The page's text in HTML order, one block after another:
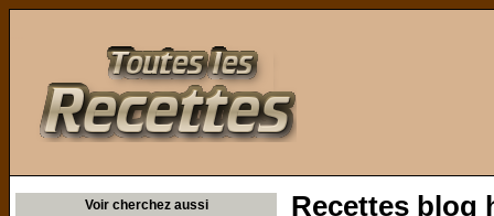
Voir cherchez aussi Recettes blog